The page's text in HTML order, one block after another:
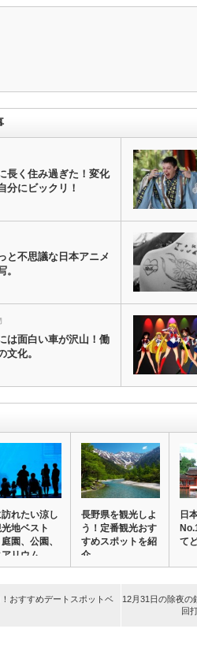
長く住み過ぎた！変化
分にビックリ！
と不思議な日本アニメ
。
は面白い車が沢山！働
文化。
れたい涼し
地ベスト
庭園、公園、
リウム…
長野県を観光しよ
う！定番観光おす
すめスポットを紹
介。
日
て
おすすめデートスポットベ
12月31日の除夜の
回